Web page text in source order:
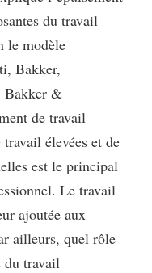
du travail
le modèle
Bakker,
Bakker &
de travail
élevées et de
est le principal
Le travail
ajoutée aux
ailleurs, quel rôle
du travail